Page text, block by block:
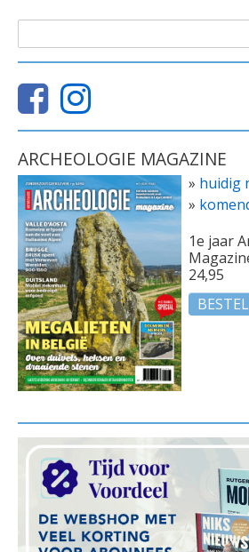
ZOEKVELD
ARCHEOLOGIE MAGAZINE
» huidig
»
1e jaar
24,95